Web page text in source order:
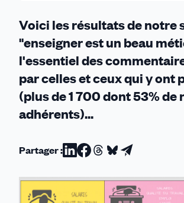
Voici les résultats de notre
"enseigner est un beau
l'essentiel des
par celles et ceux qui y ont
(plus de 1 700 dont 53% de
adhérents)...
Partager :Partager
sur
Linkedin
Partager
sur
Facebook
Partager
sur
Threads
Partager
sur
Bluesky
Partager
par
email